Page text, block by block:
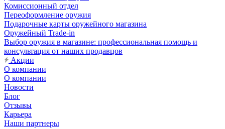
Комиссионный отдел
Переоформление оружия
Подарочные карты оружейного магазина
Оружейный Trade-in
Выбор оружия в магазине: профессиональная помощь и
консультация от наших продавцов
Акции
О компании
О компании
Новости
Блог
Отзывы
Карьера
Наши партнеры